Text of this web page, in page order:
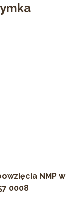
NMP w
0008